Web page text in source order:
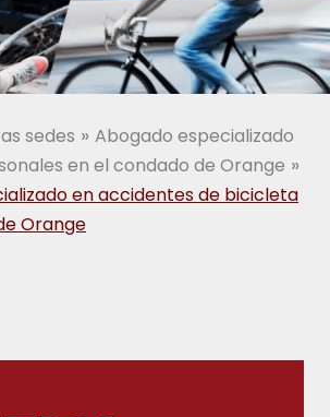
sedes » Abogado especializado
en el condado de Orange »
en accidentes de bicicleta
Orange